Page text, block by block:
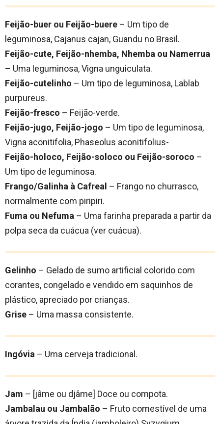
Feijão-buer ou Feijão-buere – Um tipo de
leguminosa, Cajanus cajan, Guandu no Brasil.
Feijão-cute, Feijão-nhemba, Nhemba ou Namerrua
– Uma leguminosa, Vigna unguiculata.
Feijão-cutelinho – Um tipo de leguminosa, Lablab
purpureus.
Feijão-fresco – Feijão-verde.
Feijão-jugo, Feijão-jogo – Um tipo de leguminosa,
Vigna aconitifolia, Phaseolus aconitifolius-
Feijão-holoco, Feijão-soloco ou Feijão-soroco –
Um tipo de leguminosa.
Frango/Galinha à Cafreal – Frango no churrasco,
normalmente com piripiri.
Fuma ou Nefuma – Uma farinha preparada a partir da
polpa seca da cuácua (ver cuácua).
Gelinho – Gelado de sumo artificial colorido com
corantes, congelado e vendido em saquinhos de
plástico, apreciado por crianças.
Grise – Uma massa consistente.
Ingóvia – Uma cerveja tradicional.
Jam – [jâme ou djâme] Doce ou compota.
Jambalau ou Jambalão – Fruto comestível de uma